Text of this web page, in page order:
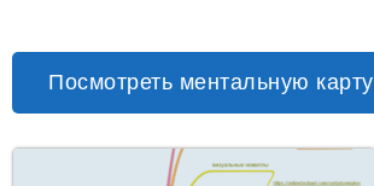
Посмотреть ментальную карту